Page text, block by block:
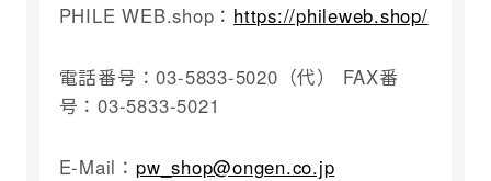
PHILE WEB.shop： https://phileweb.shop/
電話番号：03-5833-5020（代） FAX番
号：03-5833-5021
E-Mail： pw_shop@ongen.co.jp